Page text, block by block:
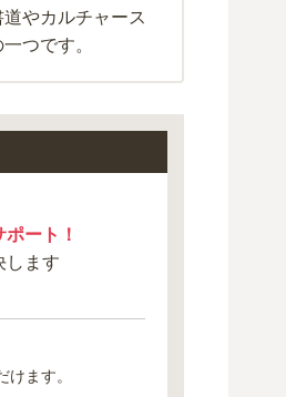
やカルチャース
つです。
ート！
します
ます。